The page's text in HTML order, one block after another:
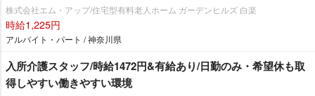
株式会社エム・アップ/住宅型有料老人ホーム ガーデンヒルズ 白楽
時給1,225円
アルバイト・パート / 神奈川県
入所介護スタッフ/時給1472円&有給あり/日勤のみ・希望休も取
得しやすい働きやすい環境